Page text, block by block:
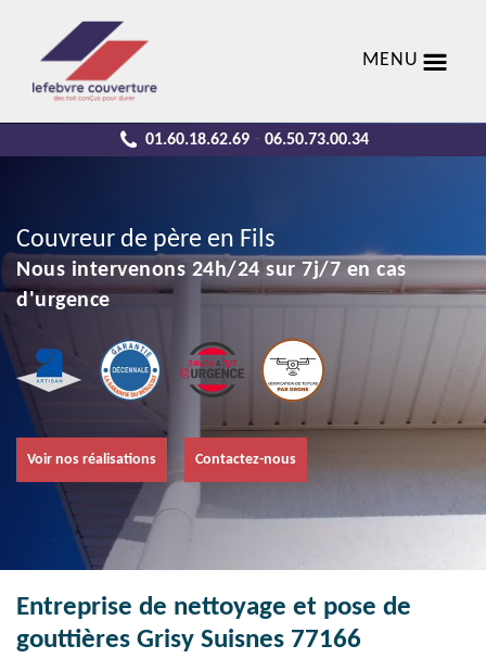
MENU
01.60.18.62.69 - 06.50.73.00.34
Couvreur de père en Fils
Nous intervenons 24h/24 sur 7j/7 en cas
d'urgence
Voir nos réalisations Contactez-nous
Entreprise de nettoyage et pose de
gouttières Grisy Suisnes 77166